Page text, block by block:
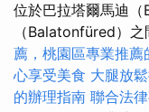
位於巴拉塔爾馬迪
（Balatonfüred）
薦，桃園區專業推薦
心享受美食 大腿放
的辦理指南 聯合法